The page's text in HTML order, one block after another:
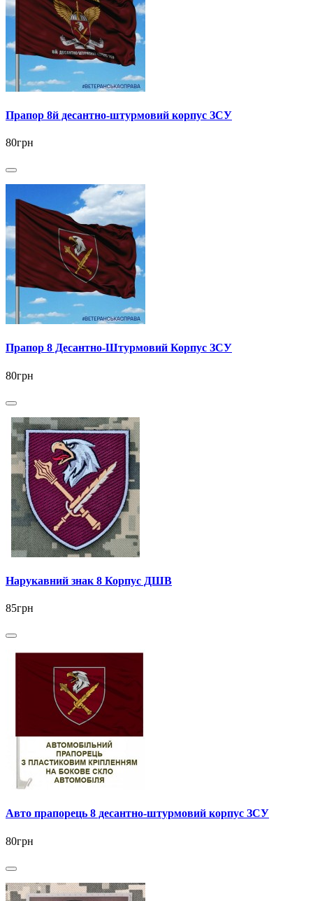
Прапор 8й десантно-штурмовий корпус ЗСУ
80грн
Прапор 8 Десантно-Штурмовий Корпус ЗСУ
80грн
Нарукавний знак 8 Корпус ДШВ
85грн
Авто прапорець 8 десантно-штурмовий корпус ЗСУ
80грн